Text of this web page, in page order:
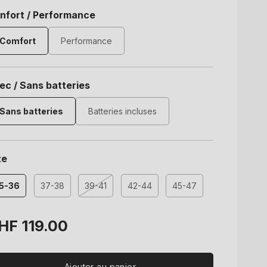
/ Performance
Comfort Performance
/ Sans batteries
Sans batteries Batteries incluses
36 37-38
39-41
Variante
42-44 45-47
119.00